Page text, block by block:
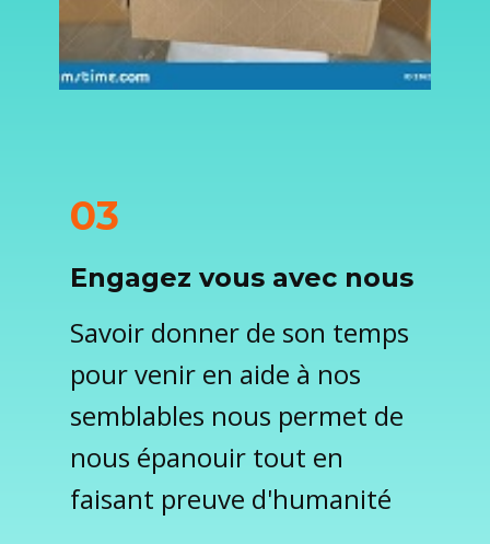
03
Engagez vous avec nous
Savoir donner de son temps
pour venir en aide à nos
semblables nous permet de
nous épanouir tout en
faisant preuve d'humanité